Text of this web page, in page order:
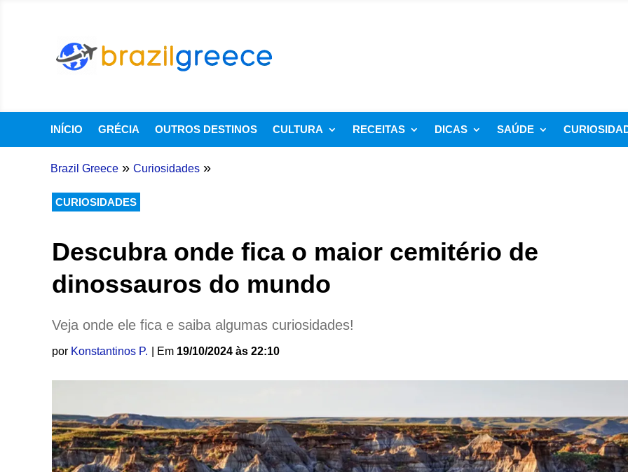
INÍCIO GRÉCIA OUTROS DESTINOS CULTURA RECEITAS DICAS SAÚDE
Brazil Greece » Curiosidades »
CURIOSIDADES
Descubra onde fica o maior cemitério de
dinossauros do mundo
Veja onde ele fica e saiba algumas curiosidades!
por Konstantinos P. | Em 19/10/2024 às 22:10